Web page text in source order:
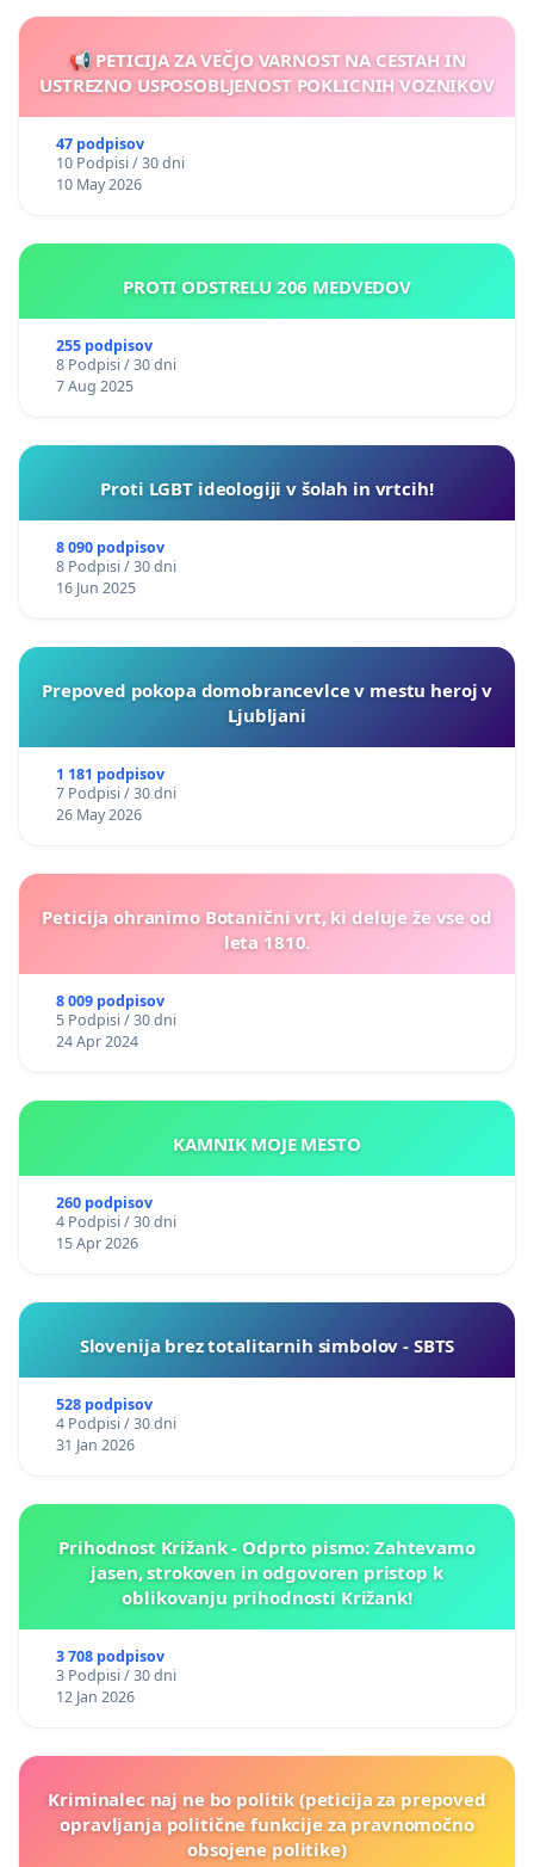
📢 PETICIJA ZA VEČJO VARNOST NA CESTAH IN
USTREZNO USPOSOBLJENOST POKLICNIH VOZNIKOV
47 podpisov
10 Podpisi / 30 dni
10 May 2026
PROTI ODSTRELU 206 MEDVEDOV
255 podpisov
8 Podpisi / 30 dni
7 Aug 2025
Proti LGBT ideologiji v šolah in vrtcih!
8 090 podpisov
8 Podpisi / 30 dni
16 Jun 2025
Prepoved pokopa domobrancevlce v mestu heroj v
Ljubljani
1 181 podpisov
7 Podpisi / 30 dni
26 May 2026
Peticija ohranimo Botanični vrt, ki deluje že vse od
leta 1810.
8 009 podpisov
5 Podpisi / 30 dni
24 Apr 2024
KAMNIK MOJE MESTO
260 podpisov
4 Podpisi / 30 dni
15 Apr 2026
Slovenija brez totalitarnih simbolov - SBTS
528 podpisov
4 Podpisi / 30 dni
31 Jan 2026
Prihodnost Križank - Odprto pismo: Zahtevamo
jasen, strokoven in odgovoren pristop k
oblikovanju prihodnosti Križank!
3 708 podpisov
3 Podpisi / 30 dni
12 Jan 2026
Kriminalec naj ne bo politik (peticija za prepoved
opravljanja politične funkcije za pravnomočno
obsojene politike)